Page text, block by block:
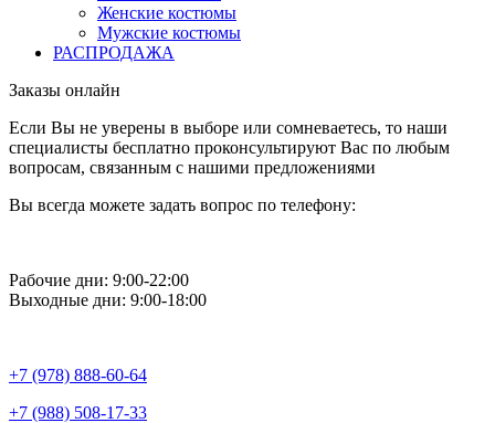
Женские костюмы
Мужские костюмы
РАСПРОДАЖА
Заказы онлайн
Если Вы не уверены в выборе или сомневаетесь, то наши
специалисты бесплатно проконсультируют Вас по любым
вопросам, связанным с нашими предложениями
Вы всегда можете задать вопрос по телефону:
Рабочие дни: 9:00-22:00
Выходные дни: 9:00-18:00
+7 (978) 888-60-64
+7 (988) 508-17-33